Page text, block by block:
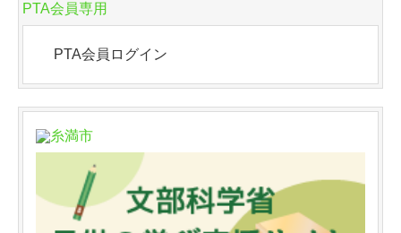
PTA会員専用
PTA会員ログイン